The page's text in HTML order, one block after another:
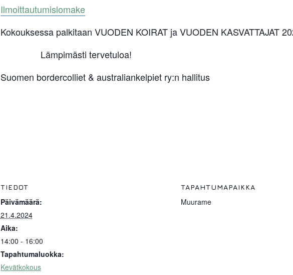
Ilmoittautumislomake
Kokouksessa palkitaan VUODEN KOIRAT ja VUODEN KASVATTAJAT
Lämpimästi tervetuloa!
Suomen bordercolliet & australiankelpiet ry:n hallitus
TIEDOT
Päivämäärä:
21.4.2024
Aika:
14:00 - 16:00
Tapahtumaluokka:
Kevätkokous
TAPAHTUMAPAIKKA
Muurame